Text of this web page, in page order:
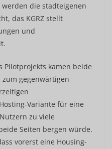
die stadteigenen
das KGRZ stellt
und
Pilotprojekts kamen beide
zum gegenwärtigen
Variante für eine
zu viele
Seiten bergen würde.
vorerst eine Housing-